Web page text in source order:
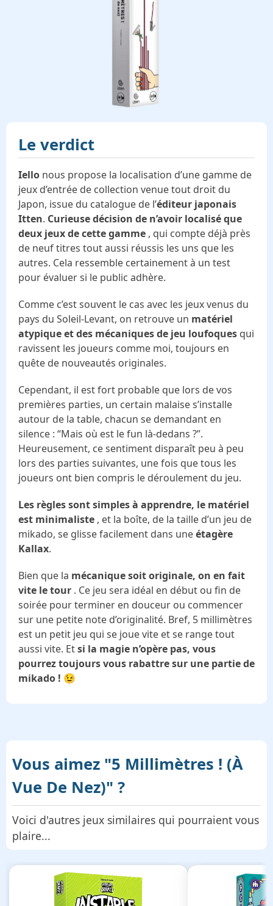
Le verdict
Iello nous propose la localisation d’une gamme de
jeux d’entrée de collection venue tout droit du
Japon, issue du catalogue de l’éditeur japonais
Itten. Curieuse décision de n’avoir localisé que
deux jeux de cette gamme , qui compte déjà près
de neuf titres tout aussi réussis les uns que les
autres. Cela ressemble certainement à un test
pour évaluer si le public adhère.
Comme c’est souvent le cas avec les jeux venus du
pays du Soleil-Levant, on retrouve un matériel
atypique et des mécaniques de jeu loufoques qui
ravissent les joueurs comme moi, toujours en
quête de nouveautés originales.
Cependant, il est fort probable que lors de vos
premières parties, un certain malaise s’installe
autour de la table, chacun se demandant en
silence : “Mais où est le fun là-dedans ?”.
Heureusement, ce sentiment disparaît peu à peu
lors des parties suivantes, une fois que tous les
joueurs ont bien compris le déroulement du jeu.
Les règles sont simples à apprendre, le matériel
est minimaliste , et la boîte, de la taille d’un jeu de
mikado, se glisse facilement dans uneétagère
Kallax.
Bien que la mécanique soit originale, on en fait
vite le tour . Ce jeu sera idéal en début ou fin de
soirée pour terminer en douceur ou commencer
sur une petite note d’originalité. Bref, 5 millimètres
est un petit jeu qui se joue vite et se range tout
aussi vite. Etsi la magie n’opère pas, vous
pourrez toujours vous rabattre sur une partie de
mikado ! 😉
Vous aimez "5 Millimètres ! (À
Vue De Nez)" ?
Voici d'autres jeux similaires qui pourraient vous
plaire...